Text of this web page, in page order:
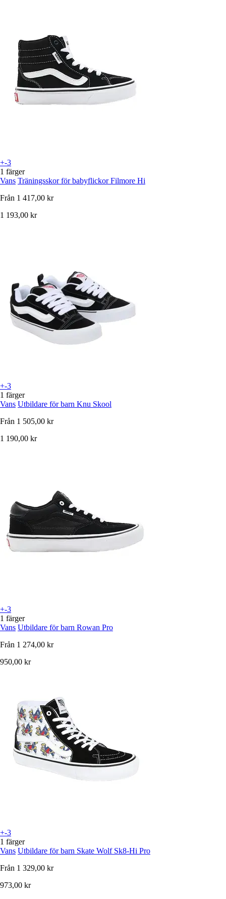
+-3
1 färger
Vans Träningsskor för babyflickor Filmore Hi
Från 1 417,00 kr
1 193,00 kr
+-3
1 färger
Vans Utbildare för barn Knu Skool
Från 1 505,00 kr
1 190,00 kr
+-3
1 färger
Vans Utbildare för barn Rowan Pro
Från 1 274,00 kr
950,00 kr
+-3
1 färger
Vans Utbildare för barn Skate Wolf Sk8-Hi Pro
Från 1 329,00 kr
973,00 kr